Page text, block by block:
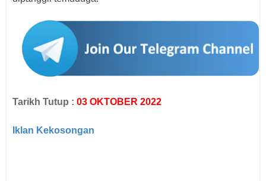
Tarikh Tutup : 03 OKTOBER 2022
Iklan Kekosongan